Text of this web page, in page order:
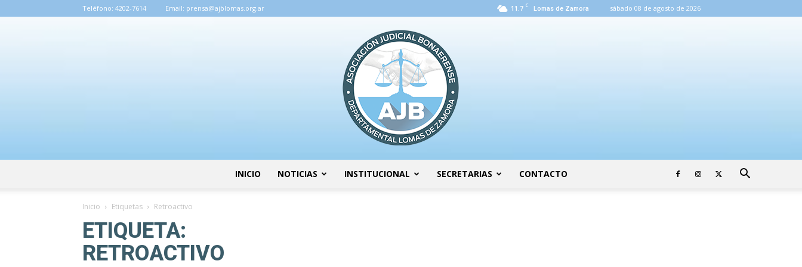
11.7 C Lomas de Zamora sábado 08 de agosto de 2026
Teléfono: 4202-7614 Email: prensa@ajblomas.org.ar
INICIO NOTICIAS INSTITUCIONAL SECRETARIAS CONTACTO
Inicio Etiquetas Retroactivo
ETIQUETA:
RETROACTIVO